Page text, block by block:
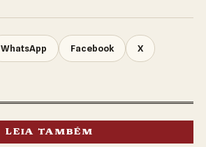
WhatsApp Facebook X
LEIA TAMBÉM